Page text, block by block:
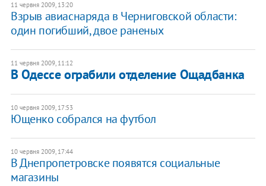
11 червня 2009, 13:20
Взрыв авиаснаряда в Черниговской области:
один погибший, двое раненых
11 червня 2009, 11:12
В Одессе ограбили отделение Ощадбанка
10 червня 2009, 17:53
Ющенко собрался на футбол
10 червня 2009, 17:44
В Днепропетровске появятся социальные
магазины